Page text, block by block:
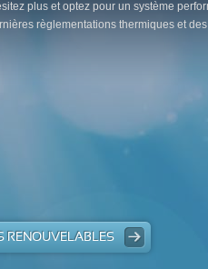
plus et optez pour un système
règlementations thermiques et des
RENOUVELABLES